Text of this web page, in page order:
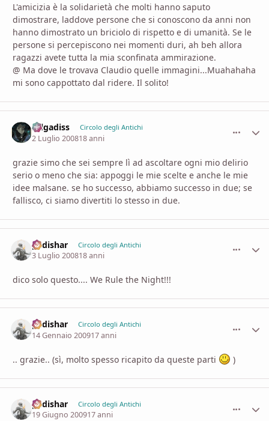
L'amicizia è la solidarietà che molti hanno saputo
dimostrare, laddove persone che si conoscono da anni non
hanno dimostrato un briciolo di rispetto e di umanità. Se le
persone si percepiscono nei momenti duri, ah beh allora
ragazzi avete tutta la mia sconfinata ammirazione.
@ Ma dove le trovava Claudio quelle immagini...Muahahaha
mi sono cappottato dal ridere. Il solito!
zelgadiss Circolo degli Antichi
2 Luglio 200818 anni
grazie simo che sei sempre lì ad ascoltare ogni mio delirio
serio o meno che sia: appoggi le mie scelte e anche le mie
idee malsane. se ho successo, abbiamo successo in due; se
fallisco, ci siamo divertiti lo stesso in due.
padishar Circolo degli Antichi
3 Luglio 200818 anni
dico solo questo.... We Rule the Night!!!
padishar Circolo degli Antichi
14 Gennaio 200917 anni
.. grazie.. (sì, molto spesso ricapito da queste parti )
padishar Circolo degli Antichi
19 Giugno 200917 anni